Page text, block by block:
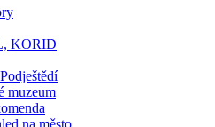
KORID
muzeum
na město